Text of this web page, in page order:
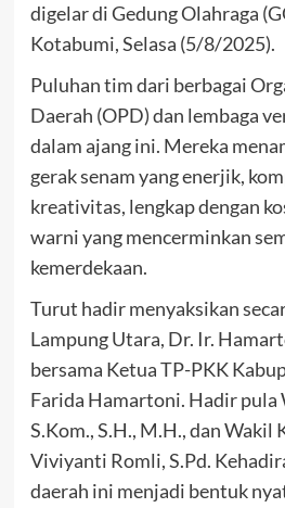
digelar di Gedung Olahraga
Kotabumi, Selasa (5/8/2025).
Puluhan tim dari berbagai
Daerah (OPD) dan lembaga
dalam ajang ini. Mereka
gerak senam yang enerjik,
kreativitas, lengkap dengan
warni yang mencerminkan
kemerdekaan.
Turut hadir menyaksikan
Lampung Utara, Dr. Ir.
bersama Ketua TP-PKK
Farida Hamartoni. Hadir pula
S.Kom., S.H., M.H., dan Wakil
Viviyanti Romli, S.Pd.
daerah ini menjadi bentuk